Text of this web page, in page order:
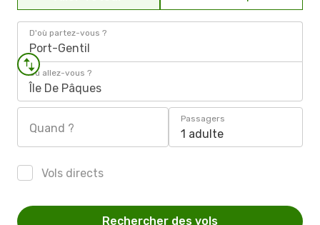
D'où partez-vous ?
Port-Gentil
Où allez-vous ?
Île De Pâques
Quand ?
Passagers
1 adulte
Vols directs
Rechercher des vols